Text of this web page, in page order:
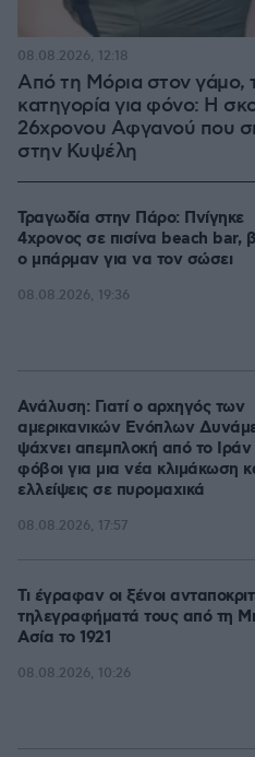
Από τη Μόρια στον γάμο,
κατηγορία για φόνο: Η
26χρονου Αφγανού που
στην Κυψέλη
08.08.2026, 12:18
Τραγωδία στην Πάρο: Πνίγηκε
4χρονος σε πισίνα beach bar,
ο μπάρμαν για να τον σώσει
08.08.2026, 19:36
Ανάλυση: Γιατί ο αρχηγός των
αμερικανικών Ενόπλων
ψάχνει απεμπλοκή από το
φόβοι για μια νέα κλιμάκωση
ελλείψεις σε πυρομαχικά
08.08.2026, 17:57
Τι έγραφαν οι ξένοι
τηλεγραφήματά τους από τη
Ασία το 1921
08.08.2026, 10:26